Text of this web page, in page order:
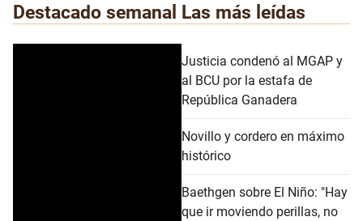
Destacado semanal Las más leídas
Justicia condenó al MGAP y
al BCU por la estafa de
República Ganadera
Novillo y cordero en máximo
histórico
Baethgen sobre El Niño: "Hay
que ir moviendo perillas, no